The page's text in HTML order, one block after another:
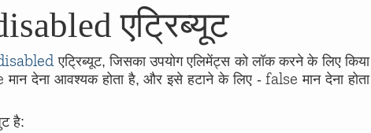
एट्रिब्यूट
एट्रिब्यूट, जिसका उपयोग एलिमेंट्स को लॉक करने के लिए किया
मान देना आवश्यक होता है, और इसे हटाने के लिए -false मान देना होता
है: